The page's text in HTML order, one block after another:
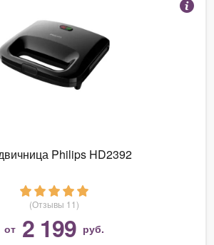
Philips HD2392
(Отзывы 11)
от 2 199 руб.